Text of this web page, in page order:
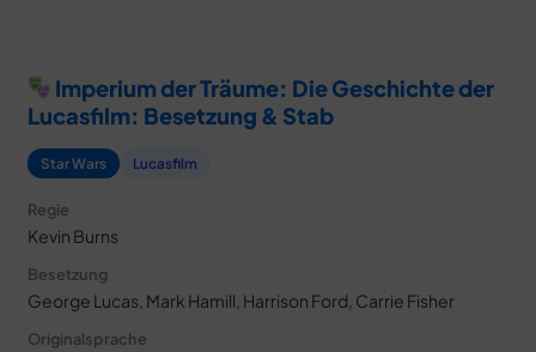
Imperium der Träume: Die Geschichte der
Lucasfilm: Besetzung & Stab
Star Wars Lucasfilm
Regie
Kevin Burns
Besetzung
George Lucas, Mark Hamill, Harrison Ford, Carrie Fisher
Originalsprache